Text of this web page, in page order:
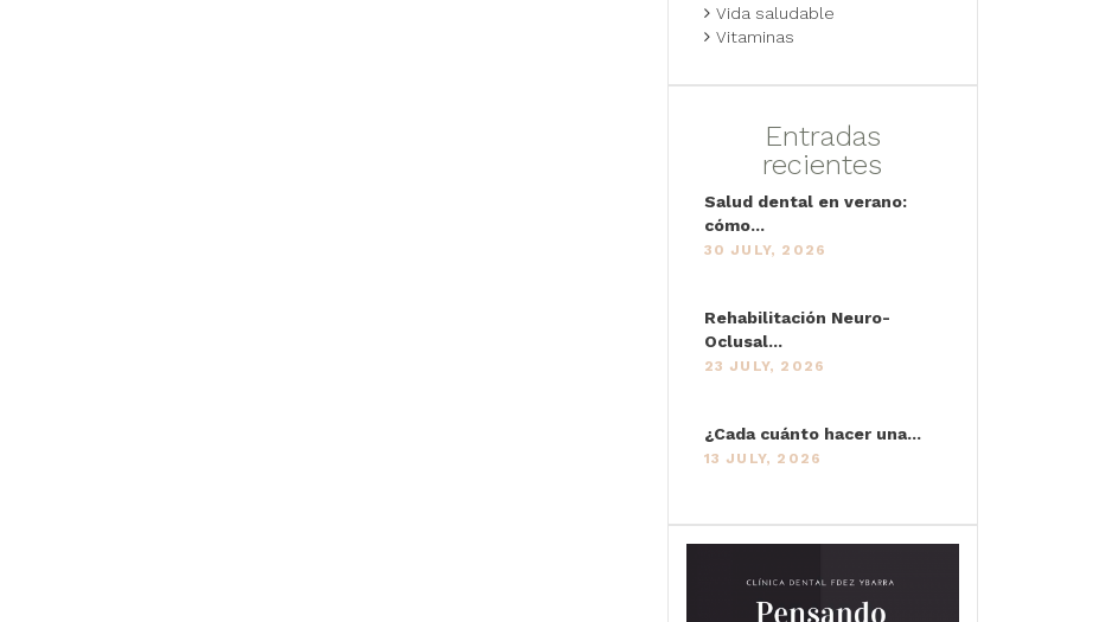
Vida saludable
Vitaminas
Entradas
recientes
Salud dental en verano:
cómo...
30 JULY, 2026
Rehabilitación Neuro-
Oclusal...
23 JULY, 2026
¿Cada cuánto hacer una...
13 JULY, 2026